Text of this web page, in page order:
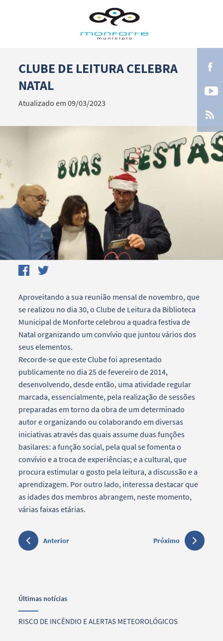
Termo de Pesquisa
Filtros
CLUBE DE LEITURA CELEBRA
NATAL
Atualizado em 09/03/2023
Aproveitando a sua reunião mensal de novembro, que
se realizou no dia 30, o Clube de Leitura da Biblioteca
Municipal de Monforte celebrou a quadra festiva de
Natal organizando um convívio que juntou vários dos
seus elementos.
Recorde-se que este Clube foi apresentado
publicamente no dia 25 de fevereiro de 2014,
desenvolvendo, desde então, uma atividade regular
marcada, essencialmente, pela realização de sessões
preparadas em torno da obra de um determinado
autor e organizando ou colaborando em diversas
iniciativas através das quais assume duas funções
basilares: a função social, pela qual se fomenta o
convívio e a troca de experiências; e a cultural, que
procura estimular o gosto pela leitura, a discussão e a
aprendizagem. Por outro lado, interessa destacar que
as idades dos membros abrangem, neste momento,
várias faixas etárias.
Anterior Próximo
Últimas notícias
RISCO DE INCÊNDIO E ALERTAS METEOROLÓGICOS